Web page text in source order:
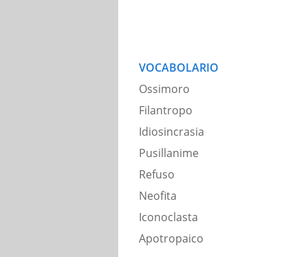
VOCABOLARIO
Ossimoro
Filantropo
Idiosincrasia
Pusillanime
Refuso
Neofita
Iconoclasta
Apotropaico